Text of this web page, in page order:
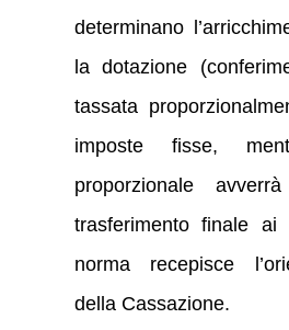
determinano
la dotazione
tassata
imposte fisse,
proporzionale
trasferimento finale
norma recepisce
della Cassazione.